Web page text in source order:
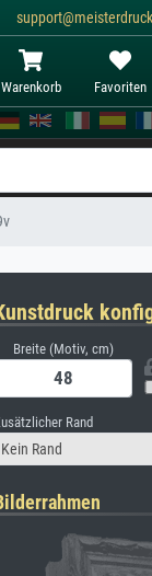
Warenkorb Favoriten
Breite (Motiv, cm)
Rand
Kein Rand